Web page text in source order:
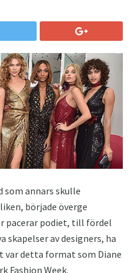
som annars skulle
började överge
pacerar podiet, till fördel
skapelser av designers, ha
var detta format som Diane
Fashion Week.